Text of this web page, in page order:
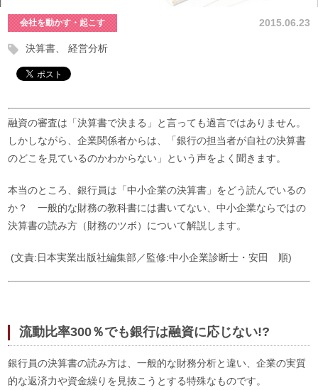
2015.06.23
会社を動かす・起こす
決算書 経営分析
融資の審査は「決算書で決まる」と言っても過言ではありません。
しかしながら、企業関係者からは、「銀行の担当者が自社の決算書
のどこを見ているのかわからない」という声をよく聞きます。
本当のところ、銀行員は「中小企業の決算書」をどう読んでいるの
か？ 一般的な財務の教科書には書いてない、中小企業ならではの
決算書の読み方（財務のツボ）について解説します。
(文責:日本実業出版社編集部／監修:中小企業診断士・安田 順)
流動比率300％でも銀行は融資に応じない!?
銀行員の決算書の読み方は、一般的な財務分析と違い、企業の実質
的な返済力や資金繰りを見抜こうとする特殊なものです。